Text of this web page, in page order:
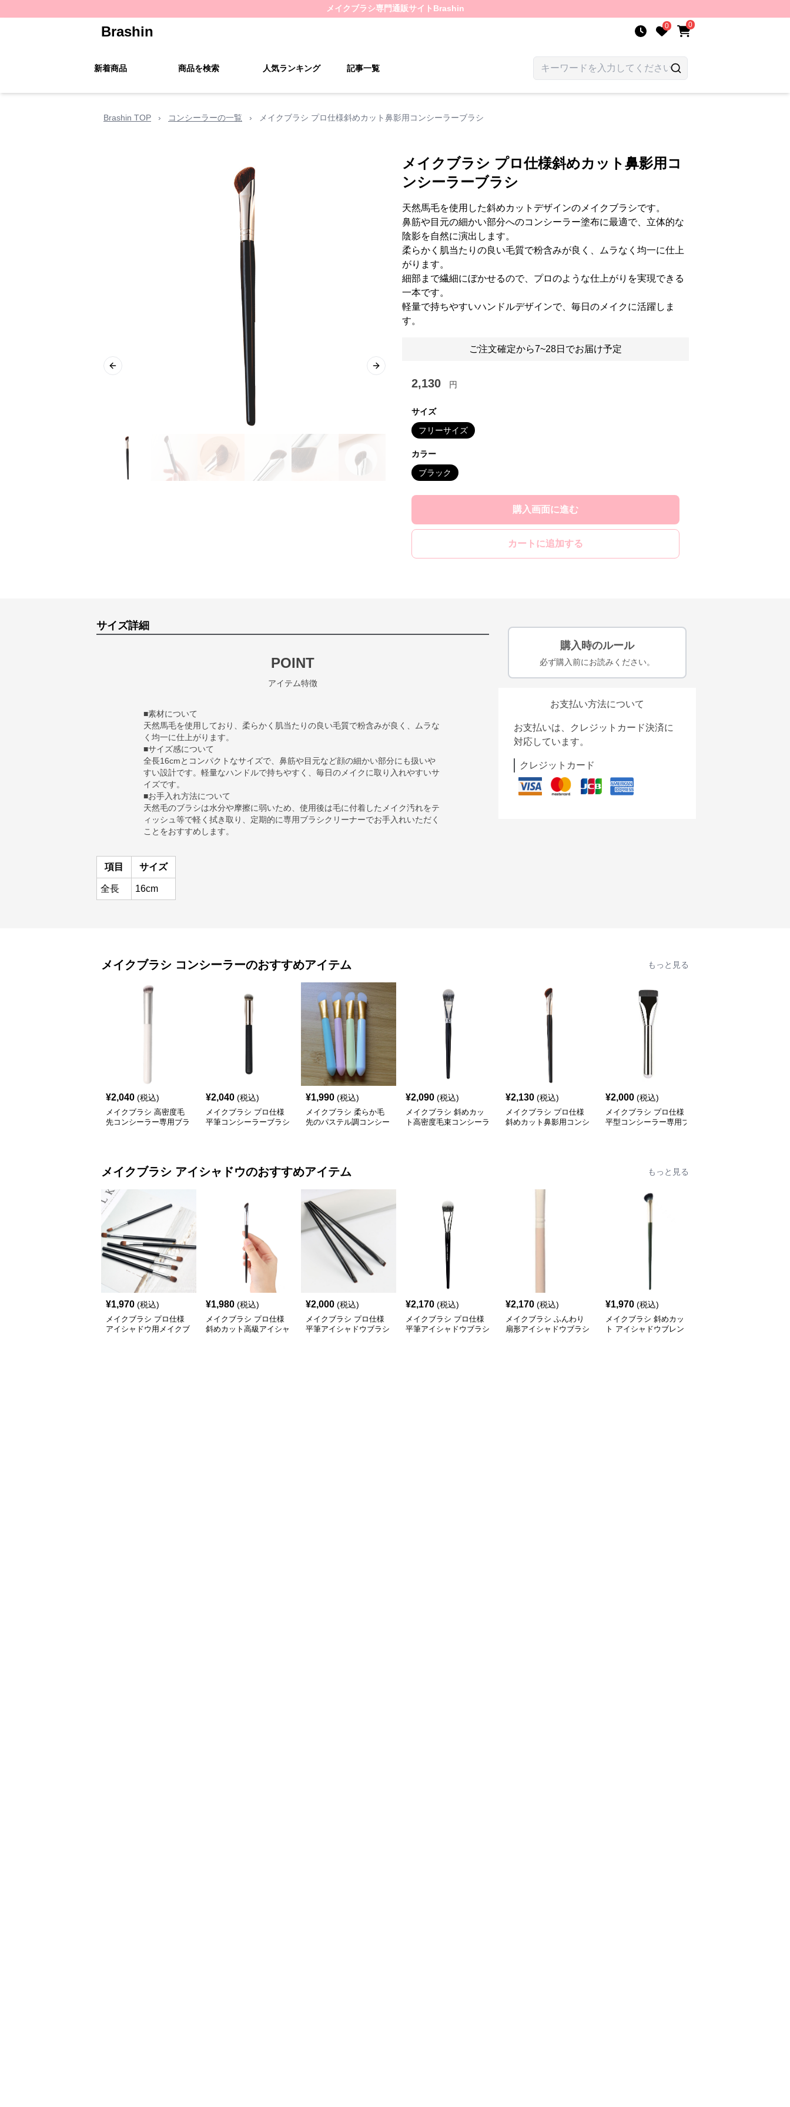
メイクブラシ専門通販サイト Brashin
Brashin 0 0
新着商品 商品を検索 人気ランキング 記事一覧
Brashin TOP › コンシーラーの一覧 › メイクブラシ プロ仕様斜めカット鼻影用コンシーラーブラシ
Previous slide Next slide
メイクブラシ プロ仕様斜めカット鼻影用コ
ンシーラーブラシ
天然馬毛を使用した斜めカットデザインのメイクブラシです。
鼻筋や目元の細かい部分へのコンシーラー塗布に最適で、立体的な
陰影を自然に演出します。
柔らかく肌当たりの良い毛質で粉含みが良く、ムラなく均一に仕上
がります。
細部まで繊細にぼかせるので、プロのような仕上がりを実現できる
一本です。
軽量で持ちやすいハンドルデザインで、毎日のメイクに活躍しま
す。
ご注文確定から7~28日でお届け予定
2,130 円
サイズ
フリーサイズ
カラー
ブラック
購入画面に進む
カートに追加する
サイズ詳細
POINT
アイテム特徴
■素材について
天然馬毛を使用しており、柔らかく肌当たりの良い毛質で粉含みが良く、ムラな
く均一に仕上がります。
■サイズ感について
全長16cmとコンパクトなサイズで、鼻筋や目元など顔の細かい部分にも扱いや
すい設計です。軽量なハンドルで持ちやすく、毎日のメイクに取り入れやすいサ
イズです。
■お手入れ方法について
天然毛のブラシは水分や摩擦に弱いため、使用後は毛に付着したメイク汚れをテ
ィッシュ等で軽く拭き取り、定期的に専用ブラシクリーナーでお手入れいただく
ことをおすすめします。
項目 サイズ
全長 16cm
購入時のルール
必ず購入前にお読みください。
お支払い方法について
お支払いは、クレジットカード決済に
対応しています。
クレジットカード
メイクブラシ コンシーラーのおすすめアイテム もっと見る
¥2,040 (税込)
メイクブラシ 高密度毛
先コンシーラー専用ブラ
¥2,040 (税込)
メイクブラシ プロ仕様
平筆コンシーラーブラシ
¥1,990 (税込)
メイクブラシ 柔らか毛
先のパステル調コンシー
¥2,090 (税込)
メイクブラシ 斜めカッ
ト高密度毛束コンシーラ
¥2,130 (税込)
メイクブラシ プロ仕様
斜めカット鼻影用コンシ
¥2,000 (税込)
メイクブラシ プロ仕様
平型コンシーラー専用ブ
メイクブラシ アイシャドウのおすすめアイテム もっと見る
¥1,970 (税込)
メイクブラシ プロ仕様
アイシャドウ用メイクブ
¥1,980 (税込)
メイクブラシ プロ仕様
斜めカット高級アイシャ
¥2,000 (税込)
メイクブラシ プロ仕様
平筆アイシャドウブラシ
¥2,170 (税込)
メイクブラシ プロ仕様
平筆アイシャドウブラシ
¥2,170 (税込)
メイクブラシ ふんわり
扇形アイシャドウブラシ
¥1,970 (税込)
メイクブラシ 斜めカッ
ト アイシャドウブレン